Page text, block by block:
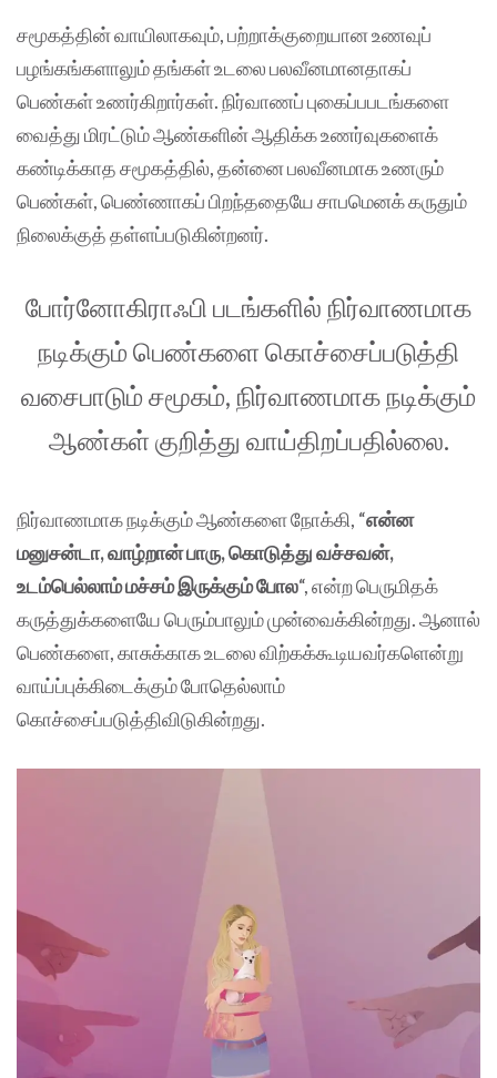
சமூகத்தின் வாயிலாகவும், பற்றாக்குறையான உணவுப்
பழங்கங்களாலும் தங்கள் உடலை பலவீனமானதாகப்
பெண்கள் உணர்கிறார்கள். நிர்வாணப் புகைப்பபடங்களை
வைத்து மிரட்டும் ஆண்களின் ஆதிக்க உணர்வுகளைக்
கண்டிக்காத சமூகத்தில், தன்னை பலவீனமாக உணரும்
பெண்கள், பெண்ணாகப் பிறந்ததையே சாபமெனக் கருதும்
நிலைக்குத் தள்ளப்படுகின்றனர்.
போர்னோகிராஃபி படங்களில் நிர்வாணமாக
நடிக்கும் பெண்களை கொச்சைப்படுத்தி
வசைபாடும் சமூகம், நிர்வாணமாக நடிக்கும்
ஆண்கள் குறித்து வாய்திறப்பதில்லை.
நிர்வாணமாக நடிக்கும் ஆண்களை நோக்கி, “என்ன
மனுசன்டா, வாழ்றான் பாரு, கொடுத்து வச்சவன்,
உடம்பெல்லாம் மச்சம் இருக்கும் போல“, என்ற பெருமிதக்
கருத்துக்களையே பெரும்பாலும் முன்வைக்கின்றது. ஆனால்
பெண்களை, காசுக்காக உடலை விற்கக்கூடியவர்களென்று
வாய்ப்புக்கிடைக்கும் போதெல்லாம்
கொச்சைப்படுத்திவிடுகின்றது.